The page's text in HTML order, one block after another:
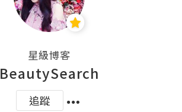
星級博客
BeautySearch
追蹤